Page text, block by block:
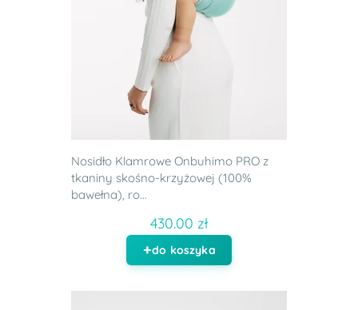
Nosidło Klamrowe Onbuhimo PRO z
tkaniny skośno-krzyżowej (100%
bawełna), ro...
430.00 zł
do koszyka